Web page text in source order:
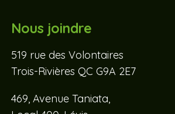
Nous joindre
519 rue des Volontaires
Trois-Rivières QC G9A 2E7
469, Avenue Taniata,